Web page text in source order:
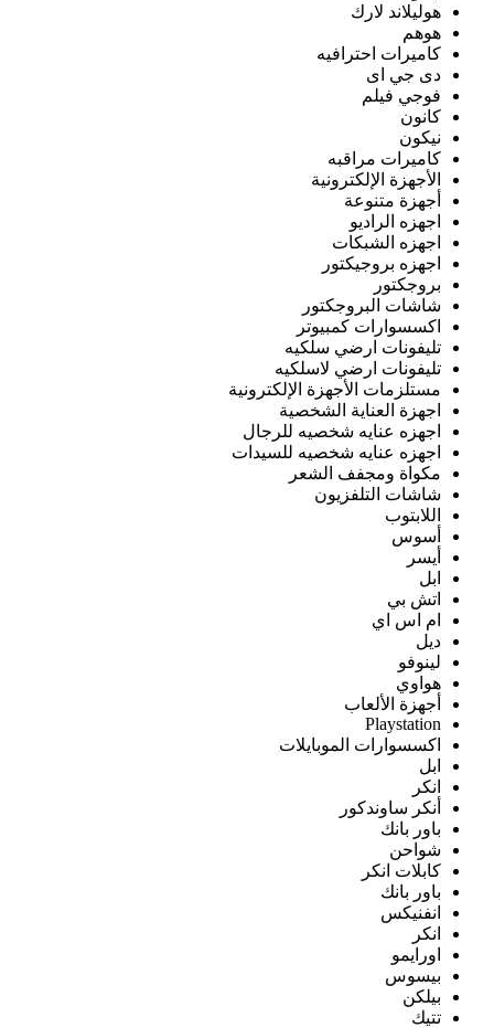
هوليلاند لارك
هوهم
كاميرات احترافيه
دى جي اى
فوجي فيلم
كانون
نيكون
كاميرات مراقبه
الأجهزة الإلكترونية
أجهزة متنوعة
اجهزه الراديو
اجهزه الشبكات
اجهزه بروجيكتور
بروجكتور
شاشات البروجكتور
اكسسوارات كمبيوتر
تليفونات ارضي سلكيه
تليفونات ارضي لاسلكيه
مستلزمات الأجهزة الإلكترونية
اجهزة العناية الشخصية
اجهزه عنايه شخصيه للرجال
اجهزه عنايه شخصيه للسيدات
مكواة ومجفف الشعر
شاشات التلفزيون
اللابتوب
أسوس
أيسر
ابل
اتش بي
ام اس اي
ديل
لينوفو
هواوي
أجهزة الألعاب
Playstation
اكسسوارات الموبايلات
ابل
انكر
أنكر ساوندكور
باور بانك
شواحن
كابلات انكر
باور بانك
انفنيكس
انكر
اورايمو
بيسوس
بيلكن
تتيك